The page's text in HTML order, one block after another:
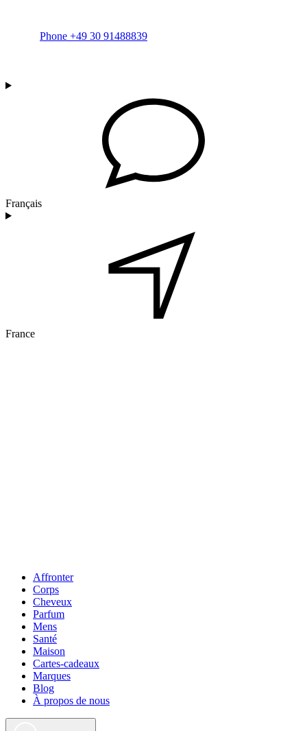
Phone +49 30 91488839
Français
France
Affronter
Corps
Cheveux
Parfum
Mens
Santé
Maison
Cartes-cadeaux
Marques
Blog
À propos de nous